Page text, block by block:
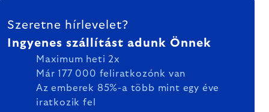
Szeretne hírlevelet?
Ingyenes szállítást adunk Önnek
Maximum heti 2x
Már 177 000 feliratkozónk van
Az emberek 85%-a több mint egy éve
iratkozik fel